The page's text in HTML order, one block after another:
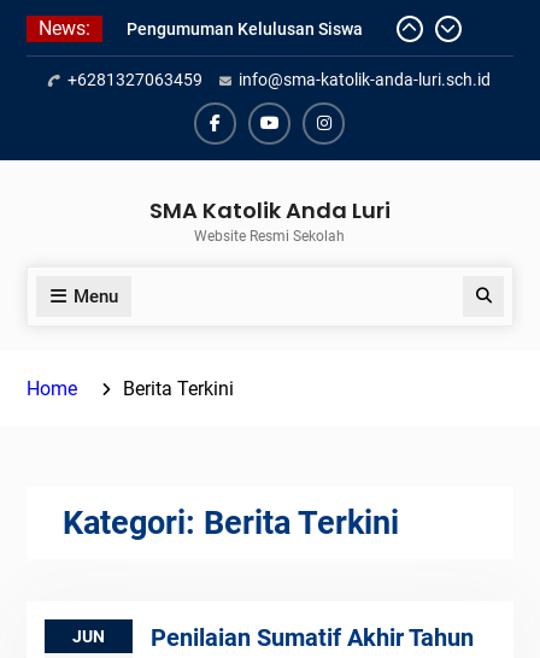
Skip
content
News:
Pelantikan Pengurus Osis SMAK
Anda Luri
Penilaian Sumatif Akhir Tahun
Semester Genap 2025/2026
Pengumuman Kelulusan Siswa
+6281327063459 info@sma-katolik-anda-luri.sch.id
FacebookYoutubeInstagram
SMA Katolik Anda Luri
Website Resmi Sekolah
Menu Search
Home Berita Terkini
Kategori: Berita Terkini
JUN
Penilaian Sumatif Akhir Tahun